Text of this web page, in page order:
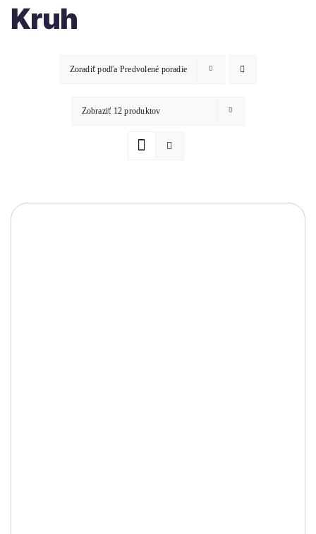
Kruh
Zoradiť podľa Predvolené poradie
Zobraziť 12 produktov